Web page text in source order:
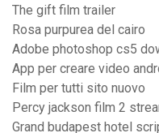
The gift film trailer
Rosa purpurea del cairo
Adobe photoshop cs5
App per creare video
Film per tutti sito nuovo
Percy jackson film 2
Grand budapest hotel